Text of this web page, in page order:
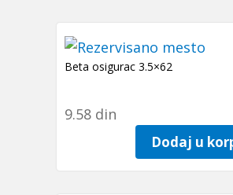
Beta osigurac 3.5×62
9.58 din
Dodaj u